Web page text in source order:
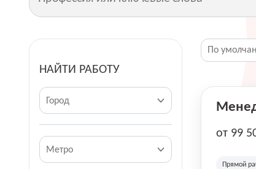
НАЙТИ РАБОТУ
Город
Метро
от 99
Прямой